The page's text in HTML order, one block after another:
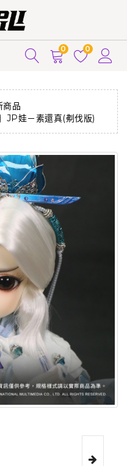
0 0
商品
JP娃－素還真(刜伐版)